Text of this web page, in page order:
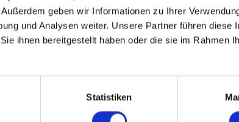
geben wir Informationen zu Ihrer
und Analysen weiter. Unsere Partner führen diese
ihnen bereitgestellt haben oder die sie im Rahmen
Statistiken